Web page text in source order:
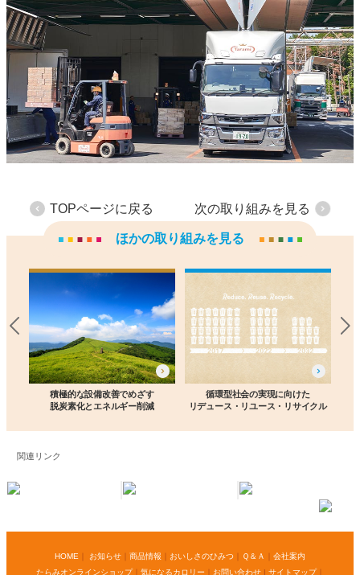
TOPページに戻る 次の取り組みを見る
ほかの取り組みを見る
積極的な設備改善でめざす
脱炭素化とエネルギー削減
循環型社会の実現に向けた
リデュース・リユース・ リサイクル
関連リンク
HOME お知らせ 商品情報 おいしさのひみつ Ｑ＆Ａ
会社案内
たらみオンラインショップ｜ 気になるカロリー お問い合わせ| サイトマップ｜